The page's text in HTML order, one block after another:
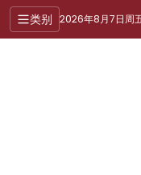
类别 2026年8月7日周